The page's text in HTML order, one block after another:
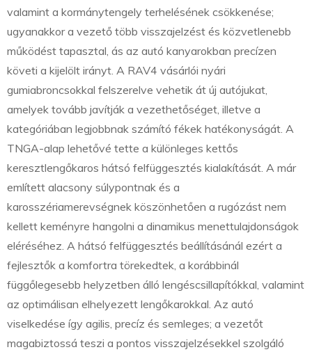
valamint a kormánytengely terhelésének csökkenése;
ugyanakkor a vezető több visszajelzést és közvetlenebb
működést tapasztal, ás az autó kanyarokban precízen
követi a kijelölt irányt. A RAV4 vásárlói nyári
gumiabroncsokkal felszerelve vehetik át új autójukat,
amelyek tovább javítják a vezethetőséget, illetve a
kategóriában legjobbnak számító fékek hatékonyságát. A
TNGA-alap lehetővé tette a különleges kettős
keresztlengőkaros hátsó felfüggesztés kialakítását. A már
említett alacsony súlypontnak és a
karosszériamerevségnek köszönhetően a rugózást nem
kellett keményre hangolni a dinamikus menettulajdonságok
eléréséhez. A hátsó felfüggesztés beállításánál ezért a
fejlesztők a komfortra törekedtek, a korábbinál
függőlegesebb helyzetben álló lengéscsillapítókkal, valamint
az optimálisan elhelyezett lengőkarokkal. Az autó
viselkedése így agilis, precíz és semleges; a vezetőt
magabiztossá teszi a pontos visszajelzésekkel szolgáló